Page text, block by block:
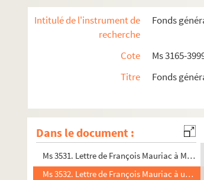
Intitulé de l'instrument de
recherche
Fonds
Cote
Ms 3165-
Titre
Fonds
Dans le document :
Ms 3523. Jacques de Lacretelle. « Hommage
Ms 3524. Trois lettres autographes signées
Ms 3527. Livre d'or de l'exposition : Anne
Ms 3529. Jacques Laval. Lettre à une « Chère
Ms 3530. Lettre de François Mauriac à
Ms 3531. Lettre de François Mauriac à Michel
Ms 3532. Lettre de François Mauriac à un